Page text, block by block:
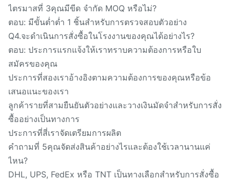
ไตรมาสที่ 3คุณมีขีด จำกัด MOQ หรือไม่?
ตอบ: มีขั้นต่ำต่ำ 1 ชิ้นสำหรับการตรวจสอบตัวอย่าง
Q4.จะดำเนินการสั่งซื้อในโรงงานของคุณได้อย่างไร?
ตอบ: ประการแรกแจ้งให้เราทราบความต้องการหรือใบ
สมัครของคุณ
ประการที่สองเราอ้างอิงตามความต้องการของคุณหรือข้อ
เสนอแนะของเรา
ลูกค้ารายที่สามยืนยันตัวอย่างและวางเงินมัดจำสำหรับการสั่ง
ซื้ออย่างเป็นทางการ
ประการที่สี่เราจัดเตรียมการผลิต
คำถามที่ 5คุณจัดส่งสินค้าอย่างไรและต้องใช้เวลานานแค่
ไหน?
DHL, UPS, FedEx หรือ TNT เป็นทางเลือกสำหรับการสั่งซื้อ